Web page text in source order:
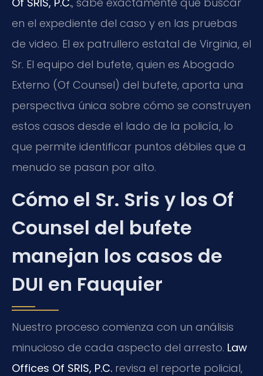
en el expediente del caso y en las pruebas
de video. El ex patrullero estatal de Virginia, el
Sr. El equipo del bufete, quien es Abogado
Externo (Of Counsel) del bufete, aporta una
perspectiva única sobre cómo se construyen
estos casos desde el lado de la policía, lo
que permite identificar puntos débiles que a
menudo se pasan por alto.
Cómo el Sr. Sris y los Of
Counsel del bufete
manejan los casos de
DUI en Fauquier
Nuestro proceso comienza con un análisis
minucioso de cada aspecto del arresto. Law
Offices Of SRIS, P.C. revisa el reporte policial,